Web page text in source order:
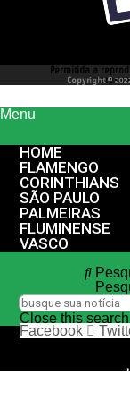
Permitida a
Copyright ©
Menu
HOME
FLAMENGO
CORINTHIANS
SÃO PAULO
PALMEIRAS
FLUMINENSE
VASCO
Close this
Facebook